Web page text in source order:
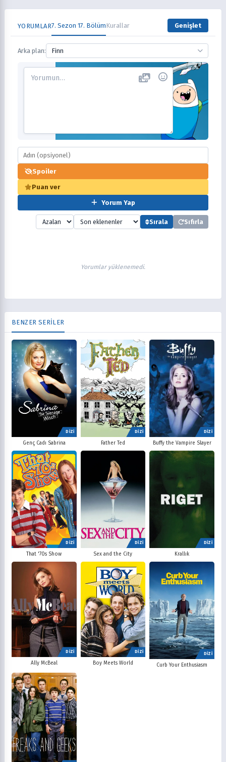
YORUMLAR7. Sezon 17. BölümKurallar Genişlet
Arka plan: Finn
Spoiler
Puan ver
Yorum Yap
Sırala Sıfırla
Yorumlar yüklenemedi.
BENZER SERİLER
DİZİ
Genç Cadı Sabrina
DİZİ
Father Ted
DİZİ
Buffy the Vampire Slayer
DİZİ
That '70s Show
DİZİ
Sex and the City
DİZİ
Krallık
DİZİ
Ally McBeal
DİZİ
Boy Meets World
DİZİ
Curb Your Enthusiasm